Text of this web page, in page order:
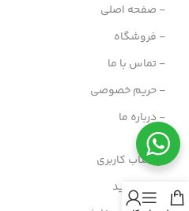
- صفحه اصلی
- فروشگاه
- تماس با ما
- حریم خصوصی
- درباره ما
- حساب کاربری
- سبد خرید